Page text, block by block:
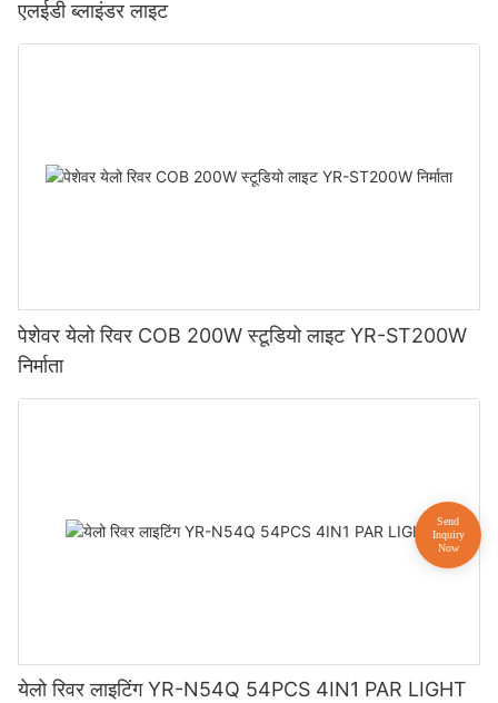
एलईडी ब्लाइंडर लाइट
पेशेवर येलो रिवर COB 200W स्टूडियो लाइट YR-ST200W
निर्माता
येलो रिवर लाइटिंग YR-N54Q 54PCS 4IN1 PAR LIGHT